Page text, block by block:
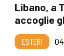
Libano, a
accoglie
ESTERI